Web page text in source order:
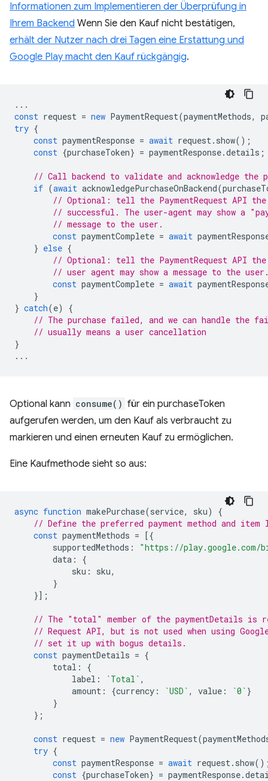
Informationen zum Implementieren der Überprüfung in
Ihrem Backend Wenn Sie den Kauf nicht bestätigen,
erhält der Nutzer nach drei Tagen eine Erstattung und
Google Play macht den Kauf rückgängig.
...
const request = new PaymentRequest(paymentMethods,
try {
const paymentResponse = await request. show();
const {purchaseToken} = paymentResponse.details ;
// Call backend to validate and acknowledge the
if (await acknowledgePurchaseOnBackend(
// Optional: tell the PaymentRequest API
// successful. The user-agent may show a
// message to the user.
const paymentComplete = await
} else {
// Optional: tell the PaymentRequest API
// user agent may show a message to the
const paymentComplete = await
}
} catch(e)
{
// The purchase failed, and we can handle the
// usually means a user cancellation
}
...
Optional kann consume() für ein purchaseToken
aufgerufen werden, um den Kauf als verbraucht zu
markieren und einen erneuten Kauf zu ermöglichen.
Eine Kaufmethode sieht so aus:
async function makePurchase(service, sku)
{
// Define the preferred payment method and item
const paymentMethods = [{
supportedMethods :
"https://
data :
{
sku : sku,
}
}];
// The "total" member of the paymentDetails is
// Request API, but is not used when using
// set it up with bogus details.
const paymentDetails = {
total :
{
label : `Total` ,
amount : {currency : `USD` , value : `0` }
}
};
const request = new PaymentRequest(
try {
const paymentResponse = await request. show
const {purchaseToken} = paymentResponse.